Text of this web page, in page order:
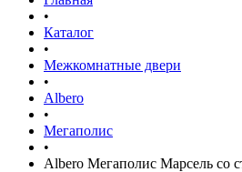
•
Каталог
•
Межкомнатные двери
•
Albero
•
Мегаполис
•
Albero Мегаполис Марсель со